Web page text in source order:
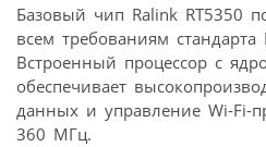
Базовый чип Ralink RT5350
всем требованиям стандарта
Встроенный процессор с
обеспечивает
данных и управление Wi-Fi-
360 МГц.